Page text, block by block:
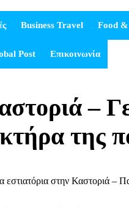
Business Travel Food
Post Επικοινωνία
–
της